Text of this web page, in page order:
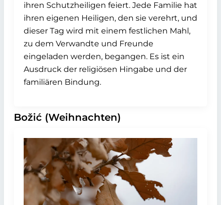
ihren Schutzheiligen feiert. Jede Familie hat
ihren eigenen Heiligen, den sie verehrt, und
dieser Tag wird mit einem festlichen Mahl,
zu dem Verwandte und Freunde
eingeladen werden, begangen. Es ist ein
Ausdruck der religiösen Hingabe und der
familiären Bindung.
Božić (Weihnachten)